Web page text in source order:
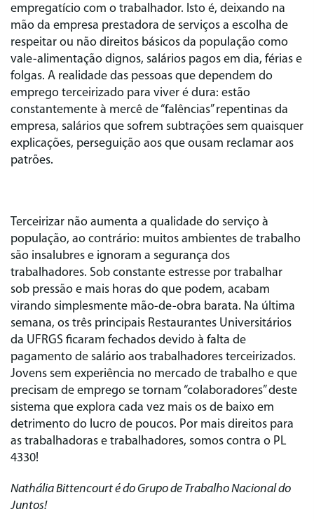
empregatício com o trabalhador. Isto é, deixando na
mão da empresa prestadora de serviços a escolha de
respeitar ou não direitos básicos da população como
vale-alimentação dignos, salários pagos em dia, férias e
folgas. A realidade das pessoas que dependem do
emprego terceirizado para viver é dura: estão
constantemente à mercê de “falências” repentinas da
empresa, salários que sofrem subtrações sem quaisquer
explicações, perseguição aos que ousam reclamar aos
patrões.
Terceirizar não aumenta a qualidade do serviço à
população, ao contrário: muitos ambientes de trabalho
são insalubres e ignoram a segurança dos
trabalhadores. Sob constante estresse por trabalhar
sob pressão e mais horas do que podem, acabam
virando simplesmente mão-de-obra barata. Na última
semana, os três principais Restaurantes Universitários
da UFRGS ficaram fechados devido à falta de
pagamento de salário aos trabalhadores terceirizados.
Jovens sem experiência no mercado de trabalho e que
precisam de emprego se tornam “colaboradores” deste
sistema que explora cada vez mais os de baixo em
detrimento do lucro de poucos. Por mais direitos para
as trabalhadoras e trabalhadores, somos contra o PL
4330!
Nathália Bittencourt é do Grupo de Trabalho Nacional do
Juntos!